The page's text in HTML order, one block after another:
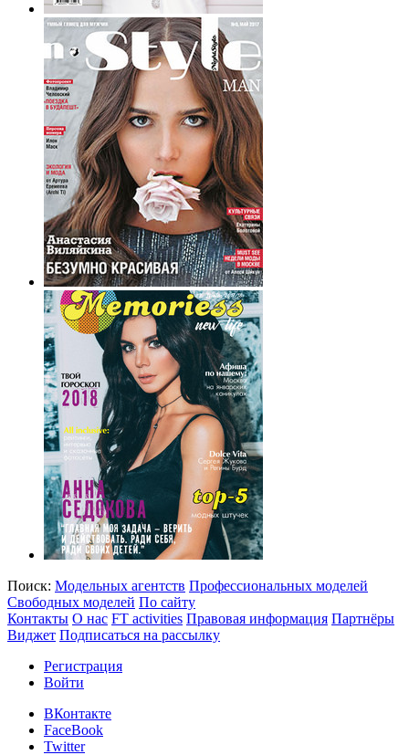
Поиск: Модельных агентств Профессиональных моделей
Свободных моделей По сайту
Контакты О нас FT activities Правовая информация Партнёры
Виджет Подписаться на рассылку
Регистрация
Войти
ВКонтакте
FaceBook
Twitter